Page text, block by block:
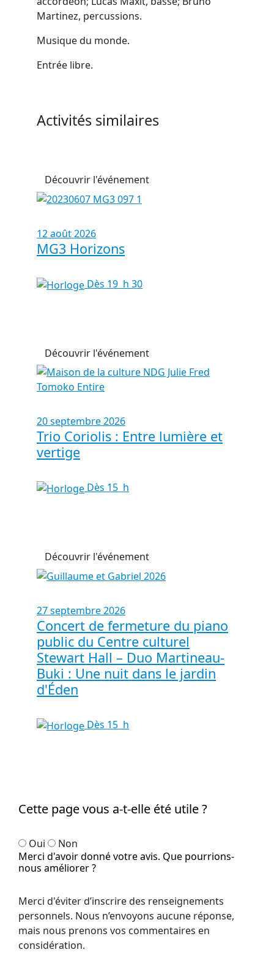
Martinez, percussions.
Musique du monde.
Entrée libre.
Activités similaires
Découvrir l'événement
12 août 2026
MG3 Horizons
Dès 19 h 30
Découvrir l'événement
20 septembre 2026
Trio Coriolis : Entre lumière et
vertige
Dès 15 h
Découvrir l'événement
27 septembre 2026
Concert de fermeture du piano
public du Centre culturel
Stewart Hall – Duo Martineau-
Buki : Une nuit dans le jardin
d'Éden
Dès 15 h
Cette page vous a-t-elle été utile ?
Oui
Non
Merci d'avoir donné votre avis. Que pourrions-
nous améliorer ?
Merci d'éviter d’inscrire des renseignements
personnels. Nous n’envoyons aucune réponse,
mais nous prenons vos commentaires en
considération.